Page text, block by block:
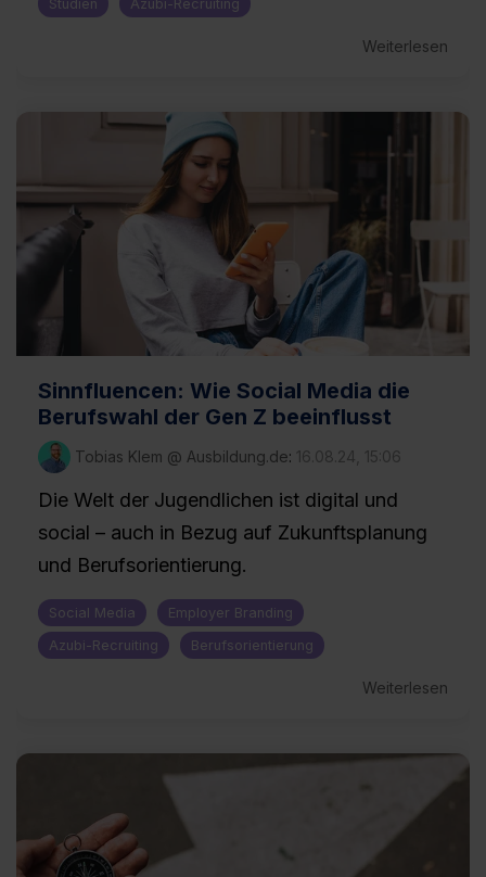
Studien Azubi-Recruiting
Weiterlesen
Sinnfluencen: Wie Social Media die
Berufswahl der Gen Z beeinflusst
Tobias Klem @ Ausbildung.de: 16.08.24, 15:06
Die Welt der Jugendlichen ist digital und
social – auch in Bezug auf Zukunftsplanung
und Berufsorientierung.
Social Media
Employer Branding
Azubi-Recruiting
Berufsorientierung
Weiterlesen